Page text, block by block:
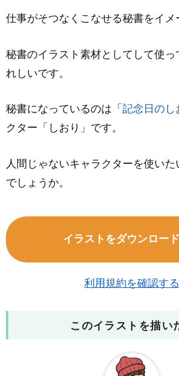
仕事がそつなくこなせる秘書をイメ
秘書のイラスト素材としてして使っ
れしいです。
秘書になっているのは「 記念日のし
クター「しおり」です。
人間じゃないキャラクターを使い
でしょうか。
イラストをダウンロー
利用規約を確認する
このイラストを描い